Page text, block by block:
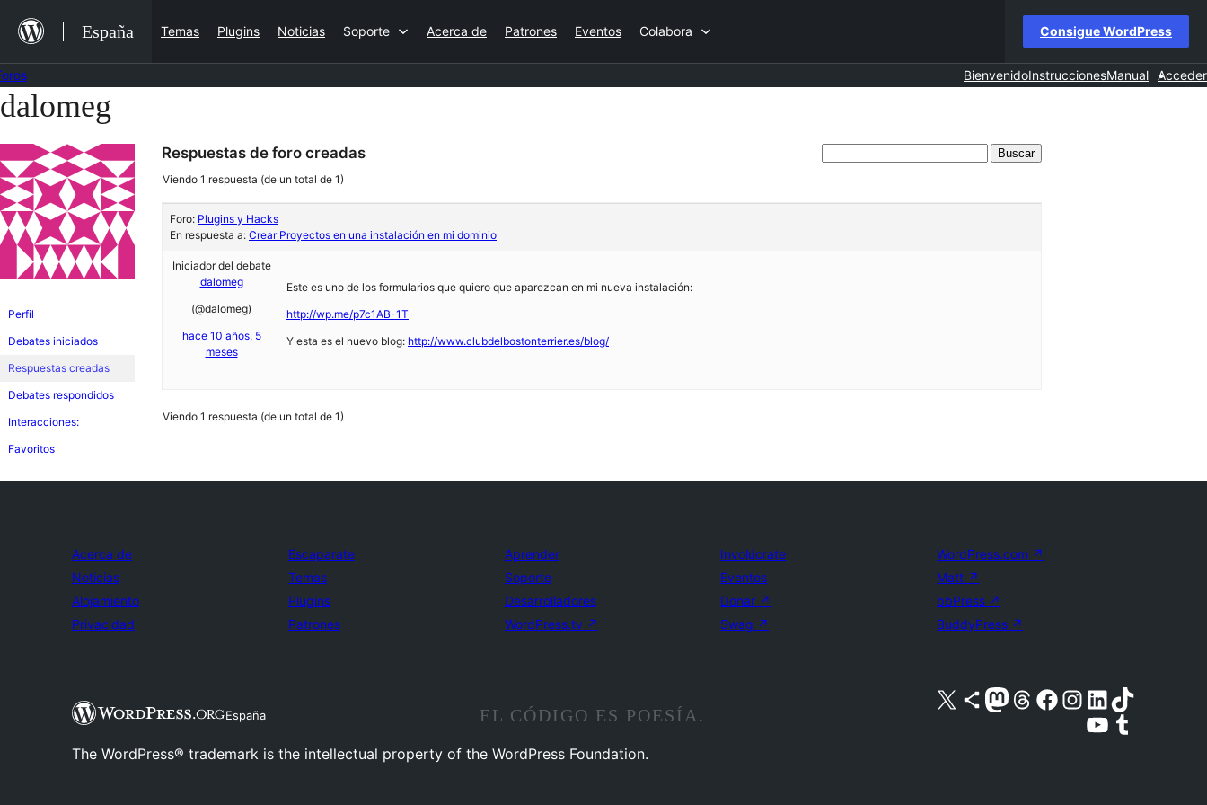
contenido
España Temas Plugins Noticias Soporte Acerca de Patrones Eventos Colabora Consigue WordPress
BienvenidoInstruccionesManual Acceder
Saltar
contenido
dalomeg
Perfil
Debates iniciados
Respuestas creadas
Debates respondidos
Interacciones:
Favoritos
Respuestas de foro creadas
Viendo 1 respuesta (de un total de 1)
Foro: Plugins y Hacks
En respuesta a: Crear Proyectos en una instalación en mi dominio
Iniciador del debate
dalomeg
(@dalomeg)
hace 10 años, 5
meses
Este es uno de los formularios que quiero que aparezcan en mi nueva instalación:
http://wp.me/p7c1AB-1T
Y esta es el nuevo blog: http://www.clubdelbostonterrier.es/blog/
Viendo 1 respuesta (de un total de 1)
Acerca de
Noticias
Alojamiento
Privacidad
Escaparate
Temas
Plugins
Patrones
Aprender
Soporte
Desarrolladores
WordPress.tv ↗
Involúcrate
Eventos
Donar ↗
Swag ↗
WordPress.com ↗
Matt ↗
bbPress ↗
BuddyPress ↗
España
Visita nuestra cuenta de X (anteriormente Twitter)
Visita nuestra cuenta de Bluesky
Visita nuestra cuenta de Mastodon
Visita nuestra cuenta de Threads
Visita nuestra página de Facebook
Visita nuestra cuenta de Instagram
Visita nuestra cuenta de LinkedIn
Visita nuestra cuenta de TikTok
Visita nuestro canal de YouTube
Visita nuestra cuenta de Tumblr
EL CÓDIGO ES POESÍA.
The WordPress® trademark is the intellectual property of the WordPress Foundation.